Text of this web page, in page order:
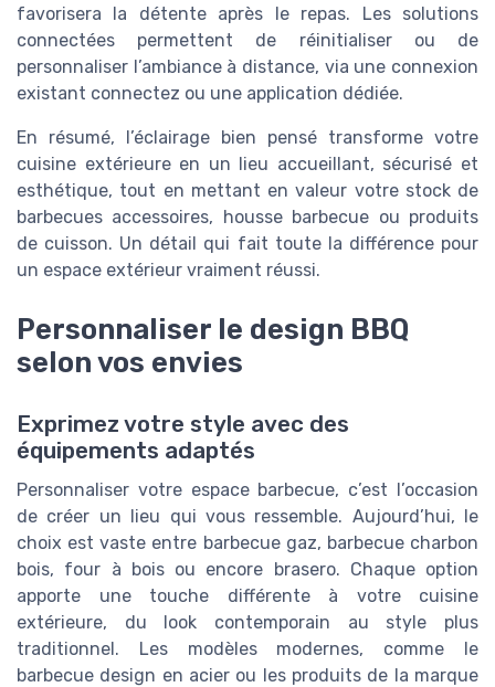
favorisera la détente après le repas. Les solutions
connectées permettent de réinitialiser ou de
personnaliser l’ambiance à distance, via une connexion
existant connectez ou une application dédiée.
En résumé, l’éclairage bien pensé transforme votre
cuisine extérieure en un lieu accueillant, sécurisé et
esthétique, tout en mettant en valeur votre stock de
barbecues accessoires, housse barbecue ou produits
de cuisson. Un détail qui fait toute la différence pour
un espace extérieur vraiment réussi.
Personnaliser le design BBQ
selon vos envies
Exprimez votre style avec des
équipements adaptés
Personnaliser votre espace barbecue, c’est l’occasion
de créer un lieu qui vous ressemble. Aujourd’hui, le
choix est vaste entre barbecue gaz, barbecue charbon
bois, four à bois ou encore brasero. Chaque option
apporte une touche différente à votre cuisine
extérieure, du look contemporain au style plus
traditionnel. Les modèles modernes, comme le
barbecue design en acier ou les produits de la marque